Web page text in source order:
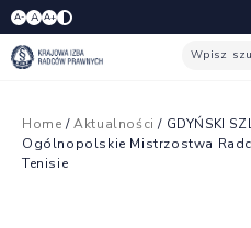
A- A A+
Wpisz
Home /Aktualności / GDYŃSKI
Ogólnopolskie Mistrzostwa
Tenisie